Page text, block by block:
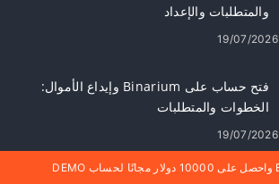
والمتطلبات والإعداد
19/07/2026
فتح حساب على Binarium وإيداع الأموال:
الخطوات والمتطلبات
19/07/2026